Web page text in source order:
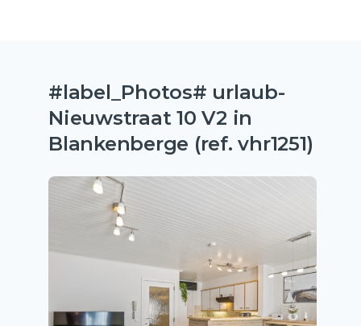
#label_Photos# urlaub-
Nieuwstraat 10 V2 in
Blankenberge (ref. vhr1251)